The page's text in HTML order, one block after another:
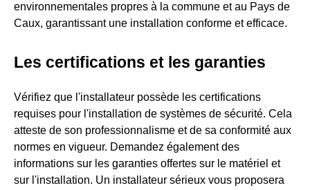
environnementales propres à la commune et au Pays de
Caux, garantissant une installation conforme et efficace.
Les certifications et les garanties
Vérifiez que l'installateur possède les certifications
requises pour l'installation de systèmes de sécurité. Cela
atteste de son professionnalisme et de sa conformité aux
normes en vigueur. Demandez également des
informations sur les garanties offertes sur le matériel et
sur l'installation. Un installateur sérieux vous proposera